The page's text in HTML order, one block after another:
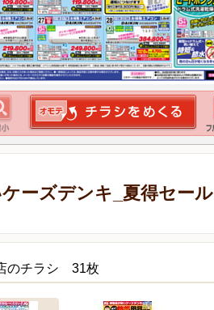
ーズデンキ_夏得セール
のチラシ 31枚